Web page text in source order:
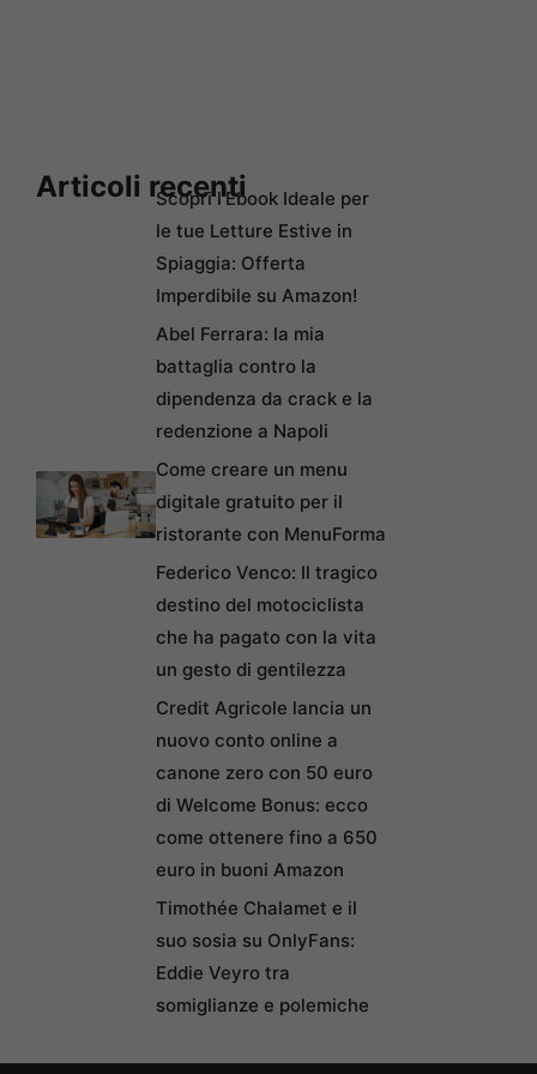
Articoli recentiScopri l’Ebook Ideale per
le tue Letture Estive in
Spiaggia: Offerta
Imperdibile su Amazon!
Abel Ferrara: la mia
battaglia contro la
dipendenza da crack e la
redenzione a Napoli
Come creare un menu
digitale gratuito per il
ristorante con MenuForma
Federico Venco: Il tragico
destino del motociclista
che ha pagato con la vita
un gesto di gentilezza
Credit Agricole lancia un
nuovo conto online a
canone zero con 50 euro
di Welcome Bonus: ecco
come ottenere fino a 650
euro in buoni Amazon
Timothée Chalamet e il
suo sosia su OnlyFans:
Eddie Veyro tra
somiglianze e polemiche